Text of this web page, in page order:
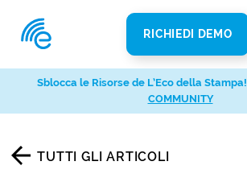
RICHIEDI DEMO
TUTTI GLI ARTICOLI
Sblocca le Risorse de L’Eco della Stampa!
COMMUNITY